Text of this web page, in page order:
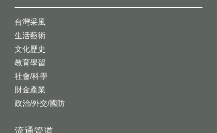
台灣采風
生活藝術
文化歷史
教育學習
社會/科學
財金產業
政治/外交/國防